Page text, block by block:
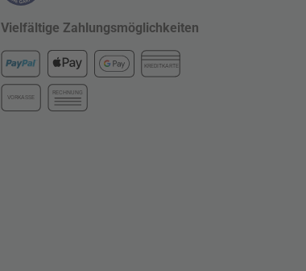
Vielfältige Zahlungsmöglichkeiten
KREDITKARTE
VORKASSE
RECHNUNG